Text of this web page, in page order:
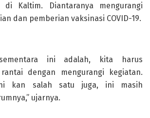
di Kaltim. Diantaranya mengurangi
dan pemberian vaksinasi COVID-19.
sementara ini adalah, kita harus
dengan mengurangi kegiatan.
kan salah satu juga, ini masih
ujarnya.